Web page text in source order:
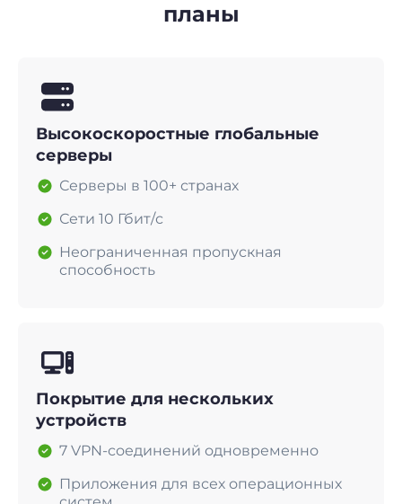
планы
Высокоскоростные глобальные
серверы
Серверы в 100+ странах
Сети 10 Гбит/с
Неограниченная пропускная
способность
Покрытие для нескольких
устройств
7 VPN-соединений одновременно
Приложения для всех операционных